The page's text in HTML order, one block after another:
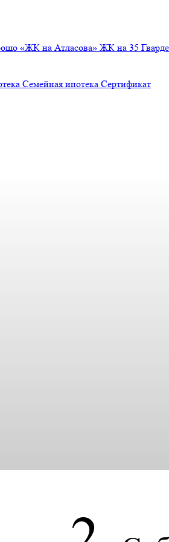
«ЖК на Атласова» ЖК на 35
Семейная ипотека Сертификат